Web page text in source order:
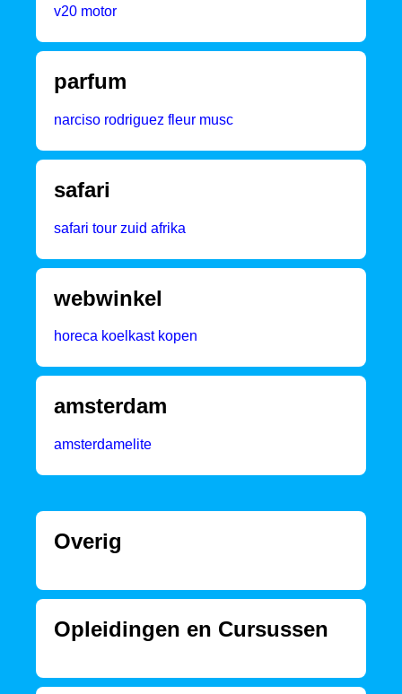
v20 motor
parfum
narciso rodriguez fleur musc
safari
safari tour zuid afrika
webwinkel
horeca koelkast kopen
amsterdam
amsterdamelite
Overig
Opleidingen en Cursussen